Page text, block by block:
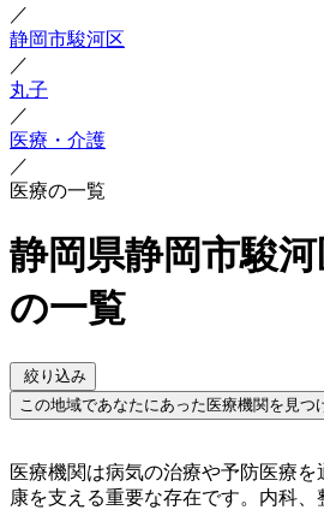
／
静岡市駿河区
／
丸子
／
医療・介護
／
医療の一覧
静岡県静岡市駿
の一覧
絞り込み
この地域であなたにあった医療機関を見つ
医療機関は病気の治療や予防医療
康を支える重要な存在です。内科、